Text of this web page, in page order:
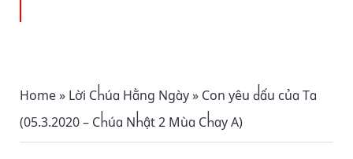
Home» Lời Chúa Hằng Ngày» Con yêu dấu của Ta
(05.3.2020 – Chúa Nhật 2 Mùa Chay A)